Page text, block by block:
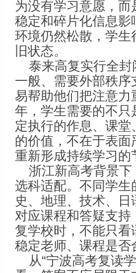
为没有学习意愿，
稳定和碎片化信息
环境仍然松散，学
旧状态。
泰来高复实行全
一般、需要外部秩
易帮助他们把注意
年，学生需要的不
定执行的作息、课
的价值，不在于表
重新形成持续学习的
浙江新高考背景
选科适配。不同学
史、地理、技术、
对应课程和答疑支
复学校时，不能只
稳定老师、课程是
从“宁波高考复读